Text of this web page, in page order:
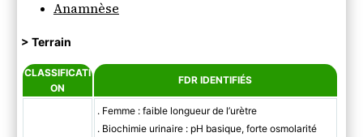
Anamnèse
> Terrain
CLASSIFICATI
ON
FDR IDENTIFIÉS
. Femme : faible longueur de l’urètre
. Biochimie urinaire : pH basique, forte osmolarité